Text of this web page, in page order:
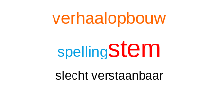
verhaalopbouw
spellingstem
slecht verstaanbaar